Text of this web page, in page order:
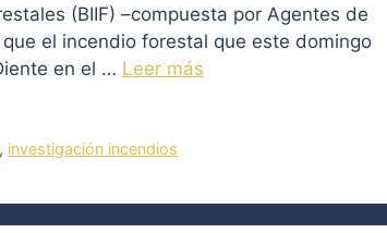
(BIIF) –compuesta por Agentes de
el incendio forestal que este domingo
en el … Leer más
, investigación incendios